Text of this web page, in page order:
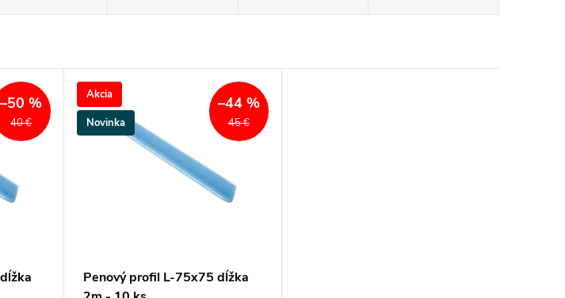
40 €
–50 %
Akcia
Novinka
45 €
–44 %
Penový profil L-75x75 dĺžka